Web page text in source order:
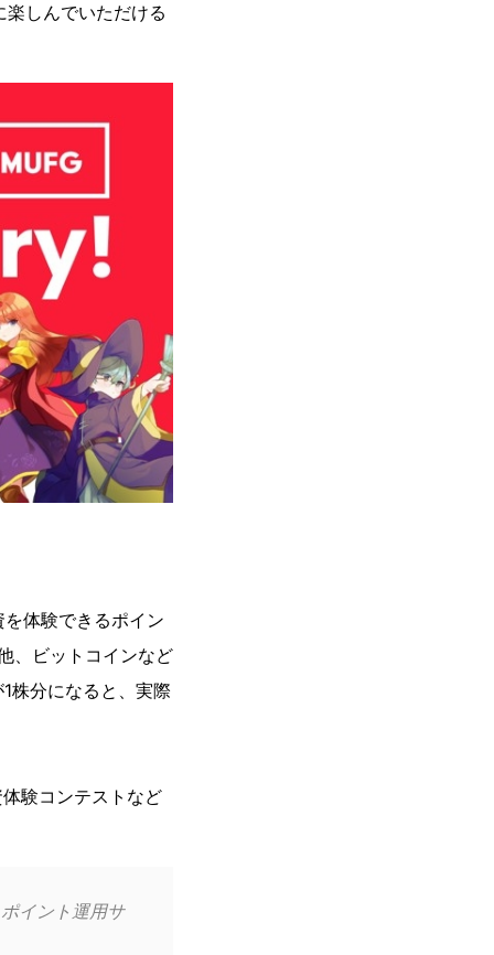
しんでいただける
体験できるポイン
、ビットコインなど
株分になると、実際
験コンテストなど
イント運用サ